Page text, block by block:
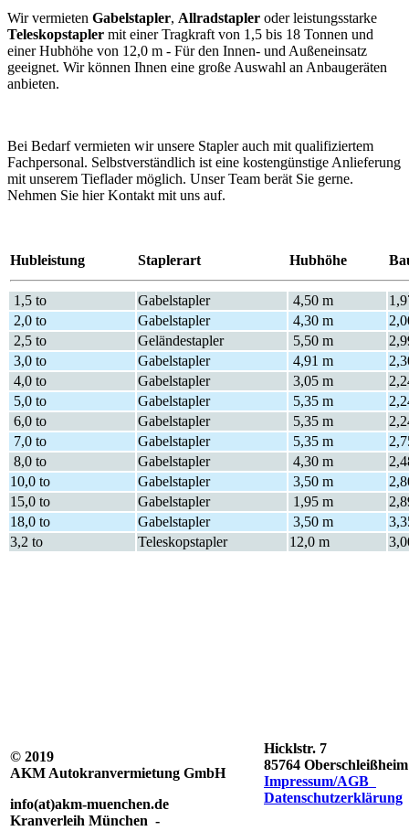
Wir vermieten Gabelstapler, Allradstapler oder leistungsstarke
Teleskopstapler mit einer Tragkraft von 1,5 bis 18 Tonnen und
einer Hubhöhe von 12,0 m - Für den Innen- und Außeneinsatz
geeignet. Wir können Ihnen eine große Auswahl an Anbaugeräten
anbieten.
Bei Bedarf vermieten wir unsere Stapler auch mit qualifiziertem
Fachpersonal. Selbstverständlich ist eine kostengünstige Anlieferung
mit unserem Tieflader möglich. Unser Team berät Sie gerne.
Nehmen Sie hier Kontakt mit uns auf.
Hubleistung Staplerart Hubhöhe
1,5 to Gabelstapler 4,50 m
2,0 to
Gabelstapler 4,30 m
2,5 to
Geländestapler 5,50 m
3,0 to
Gabelstapler 4,91 m
4,0 to
Gabelstapler 3,05 m
5,0 to
Gabelstapler 5,35 m
6,0 to
Gabelstapler 5,35 m
7,0 to
Gabelstapler 5,35 m
8,0 to
Gabelstapler 4,30 m
10,0 to
Gabelstapler 3,50 m
15,0 to
Gabelstapler 1,95 m
18,0 to
Gabelstapler 3,50 m
3,2 to
Teleskopstapler 12,0 m
© 2019
AKM Autokranvermietung GmbH
info(at)akm-muenchen.de
Kranverleih München -
Hicklstr. 7
85764 Oberschleißheim
Impressum/AGB
Datenschutzerklärung